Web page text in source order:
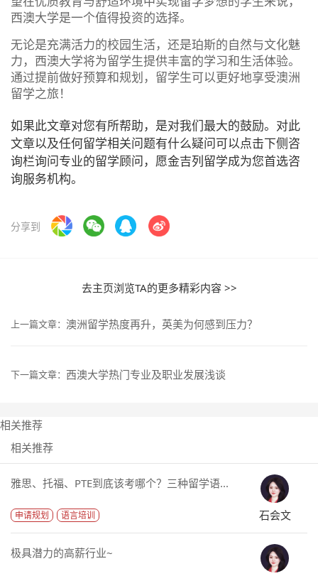
西澳大学是一个值得投资的选择。
无论是充满活力的校园生活，还是珀斯的自然与文化魅
力，西澳大学将为留学生提供丰富的学习和生活体验。
通过提前做好预算和规划，留学生可以更好地享受澳洲
留学之旅！
如果此文章对您有所帮助，是对我们最大的鼓励。对此
文章以及任何留学相关问题有什么疑问可以点击下侧咨
询栏询问专业的留学顾问，愿金吉列留学成为您首选咨
询服务机构。
分享到
去主页浏览TA的更多精彩内容 >>
上一篇文章： 澳洲留学热度再升，英美为何感到压力？
下一篇文章： 西澳大学热门专业及职业发展浅谈
相关推荐
相关推荐
雅思、托福、PTE到底该考哪个？三种留学语...
申请规划 语言培训 石会文
极具潜力的高薪行业~